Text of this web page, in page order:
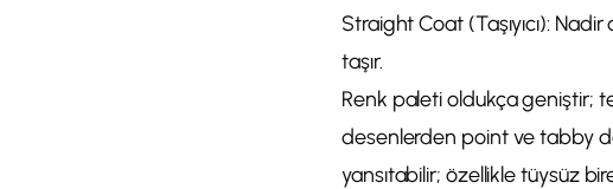
Straight Coat (Taşıyıcı):
taşır.
Renk paleti oldukça geniştir;
desenlerden point ve tabby
yansıtabilir; özellikle tüysüz